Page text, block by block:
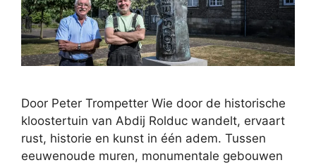
Door Peter Trompetter Wie door de historische
kloostertuin van Abdij Rolduc wandelt, ervaart
rust, historie en kunst in één adem. Tussen
eeuwenoude muren, monumentale gebouwen